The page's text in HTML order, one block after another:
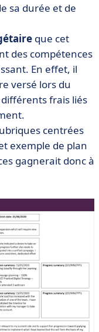
sa durée et de
que cet
des compétences
En effet, il
versé lors du
frais liés
centrées
exemple de plan
gagnerait donc à